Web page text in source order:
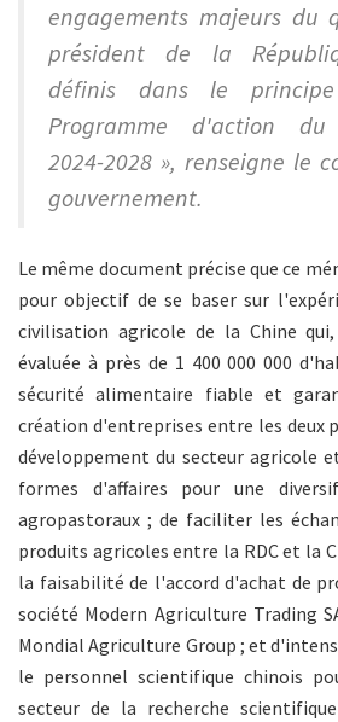
engagements majeurs du
président de la
définis dans le
Programme d'action du
2024-2028 », renseigne le
gouvernement.
Le même document précise que ce
pour objectif de se baser sur
civilisation agricole de la Chine
évaluée à près de 1 400 000 000
sécurité alimentaire fiable et
création d'entreprises entre les deux
développement du secteur agricole
formes d'affaires pour une
agropastoraux ; de faciliter les
produits agricoles entre la RDC et la
la faisabilité de l'accord d'achat de
société Modern Agriculture Trading
Mondial Agriculture Group ; et
le personnel scientifique chinois
secteur de la recherche